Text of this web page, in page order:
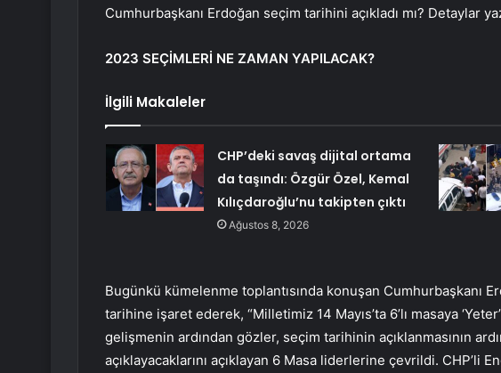
Cumhurbaşkanı Erdoğan seçim tarihini açıkladı mı? Detaylar
2023 SEÇİMLERİ NE ZAMAN YAPILACAK?
İlgili Makaleler
CHP’deki savaş dijital ortama
da taşındı: Özgür Özel, Kemal
Kılıçdaroğlu’nu takipten çıktı
Ağustos 8, 2026
Bugünkü kümelenme toplantısında konuşan Cumhurbaşkanı
tarihine işaret ederek, “Milletimiz 14 Mayıs’ta 6’lı masaya
gelişmenin ardından gözler, seçim tarihinin açıklanmasının
açıklayacaklarını açıklayan 6 Masa liderlerine çevrildi. CHP’li